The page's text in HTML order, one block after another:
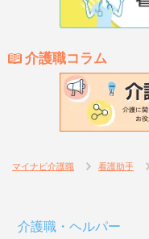
介護職コラム
マイナビ介護職 看護助手
介護職・ヘルパー